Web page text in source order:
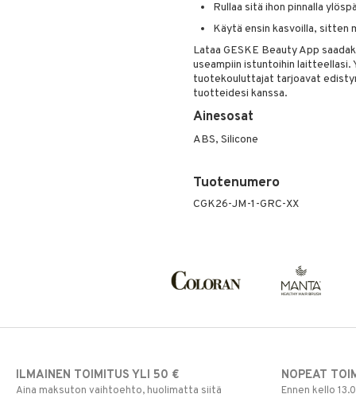
Rullaa sitä ihon pinnalla
Käytä ensin kasvoilla, sitten
Lataa GESKE Beauty App
useampiin istuntoihin
tuotekouluttajat tarjoavat
tuotteidesi kanssa.
Ainesosat
ABS, Silicone
Tuotenumero
CGK26-JM-1-GRC-XX
ILMAINEN TOIMITUS YLI 50 €
Aina maksuton vaihtoehto, huolimatta siitä
NOPEAT
Ennen kello